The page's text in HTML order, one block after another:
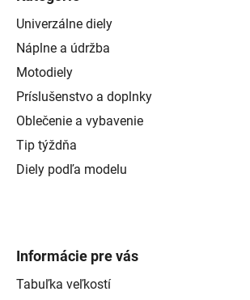
Univerzálne diely
Náplne a údržba
Motodiely
Príslušenstvo a doplnky
Oblečenie a vybavenie
Tip týždňa
Diely podľa modelu
Informácie pre vás
Tabuľka veľkostí